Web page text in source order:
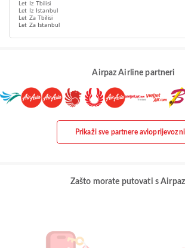
Let Iz Tbilisi
Let Iz Istanbul
Let Za Tbilisi
Let Za Istanbul
Airpaz Airline partneri
Prikaži sve partnere
Zašto morate putovati s